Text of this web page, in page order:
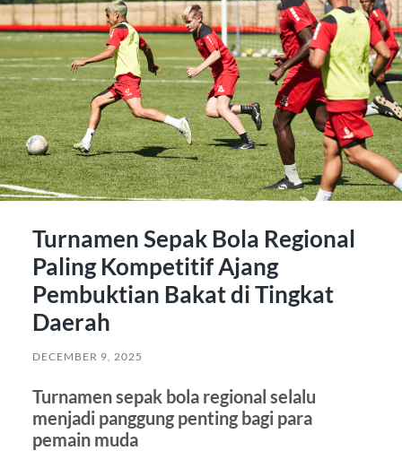
Turnamen Sepak Bola Regional
Paling Kompetitif Ajang
Pembuktian Bakat di Tingkat
Daerah
DECEMBER 9, 2025
Turnamen sepak bola regional selalu
menjadi panggung penting bagi para
pemain muda